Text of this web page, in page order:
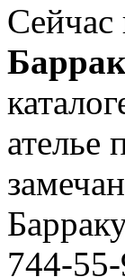
Сейчас
744-